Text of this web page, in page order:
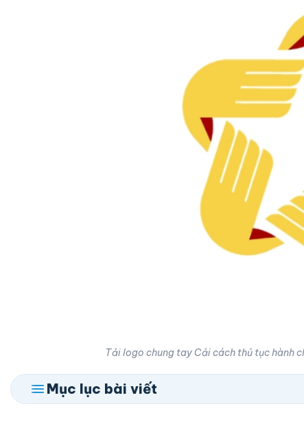
Tải logo chung tay Cải cách thủ tục hành
Mục lục bài viết